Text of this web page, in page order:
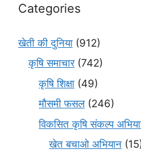
Categories
खेती की दुनिया (912)
कृषि समाचार(742)
कृषि शिक्षा (49)
मौसमी फसल(246)
विकसित कृषि संकल्प
खेत बचाओ अभियान